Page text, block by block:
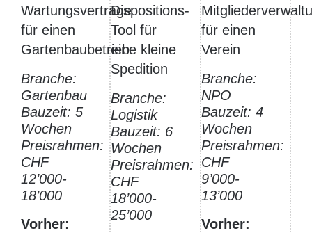
Wartungsverträge
für einen
Gartenbaubetrieb
Branche:
Gartenbau
Bauzeit: 5
Wochen
Preisrahmen:
CHF
12’000-
18’000
Vorher:
Dispositions-
Tool für
eine kleine
Spedition
Branche:
Logistik
Bauzeit: 6
Wochen
Preisrahmen:
CHF
18’000-
25’000
für einen
Verein
Branche:
NPO
Bauzeit: 4
Wochen
Preisrahmen:
CHF
9’000-
13’000
Vorher: